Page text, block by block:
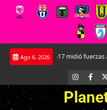
Saltar
Ago 6, 2026
La Roja Sub-17 midió fuerzas